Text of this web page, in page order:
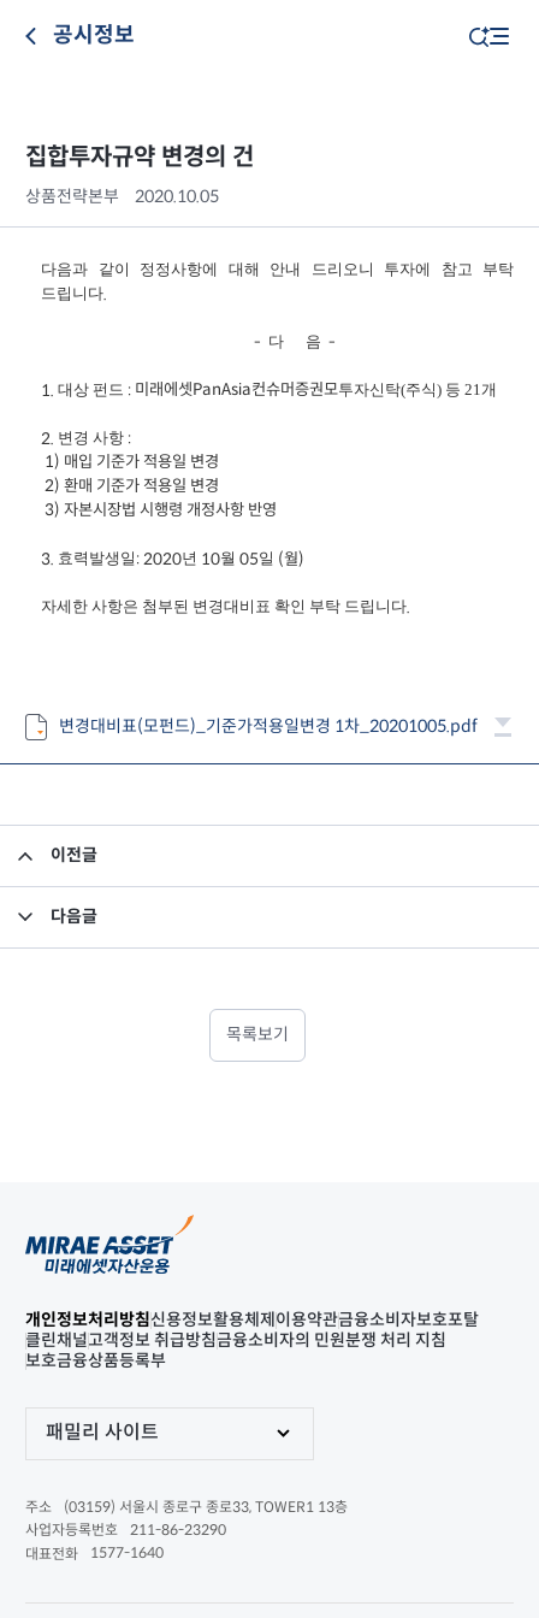
공시정보
집합투자규약 변경의 건
상품전략본부 2020.10.05
다음과 같이 정정사항에 대해 안내 드리오니 투자에 참고
부탁
드립니다.
- 다 음 -
1. 대상 펀드 : 미래에셋PanAsia컨슈머증권모투자신탁(주식) 등 21개
2. 변경 사항 :
1) 매입 기준가 적용일 변경
2) 환매 기준가 적용일 변경
3) 자본시장법 시행령 개정사항 반영
3. 효력발생일 : 2020년 10월 05일 (월)
자세한 사항은 첨부된 변경대비표 확인 부탁 드립니다.
변경대비표(모펀드)_기준가적용일변경 1차_20201005.pdf
이전글
다음글
목록보기
개인정보처리방침신용정보활용체제 이용약관금융소비자보호포탈
클린채널고객정보 취급방침금융소비자의 민원분쟁 처리 지침
보호금융상품등록부
패밀리 사이트
주소
(03159) 서울시 종로구 종로33, TOWER1 13층
사업자등록번호
211-86-23290
대표전화
1577-1640